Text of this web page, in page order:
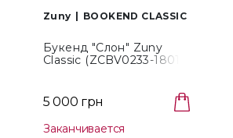
Zuny BOOKEND CLASSIC
Букенд "Слон" Zuny
Classic (ZCBV0233-1801)
5 000 грн
Заканчивается